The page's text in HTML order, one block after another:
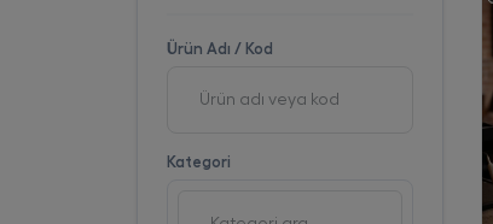
Ürün Adı / Kod
Kategori